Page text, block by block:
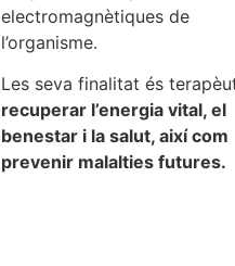
electromagnètiques de
l’organisme.
Les seva finalitat és
recuperar l’energia vital, el
benestar i la salut, així com
prevenir malalties futures.